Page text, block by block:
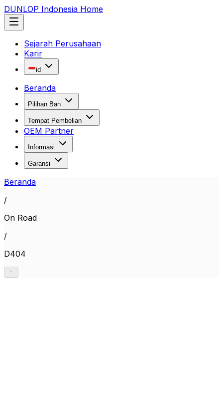
DUNLOP Indonesia Home
Sejarah Perusahaan
Karir
id
Beranda
Pilihan Ban
Tempat Pembelian
OEM Partner
Informasi
Garansi
Beranda
/
On Road
/
D404